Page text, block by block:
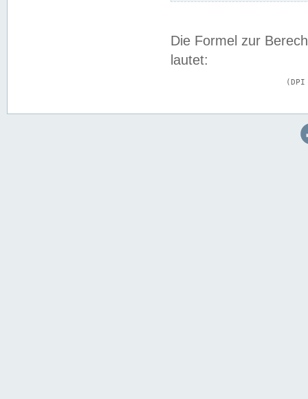
Die Formel zur
lautet: